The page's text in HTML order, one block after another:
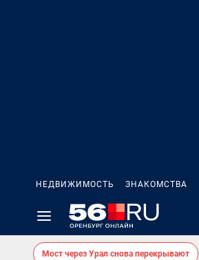
НЕДВИЖИМОСТЬ ЗНАКОМСТВА
Мост через Урал снова перекрывают